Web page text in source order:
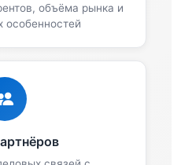
объёма рынка и
особенностей